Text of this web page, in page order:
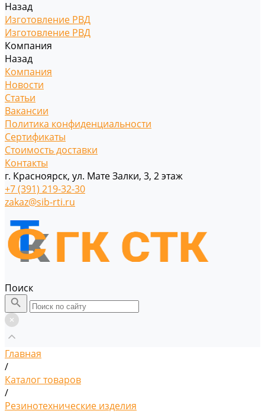
Назад
Изготовление РВД
Изготовление РВД
Компания
Назад
Компания
Новости
Статьи
Вакансии
Политика конфиденциальности
Сертификаты
Стоимость доставки
Контакты
г. Красноярск, ул. Мате Залки, 3, 2 этаж
+7 (391) 219-32-30
zakaz@sib-rti.ru
Поиск
Главная
/
Каталог товаров
/
Резинотехнические изделия